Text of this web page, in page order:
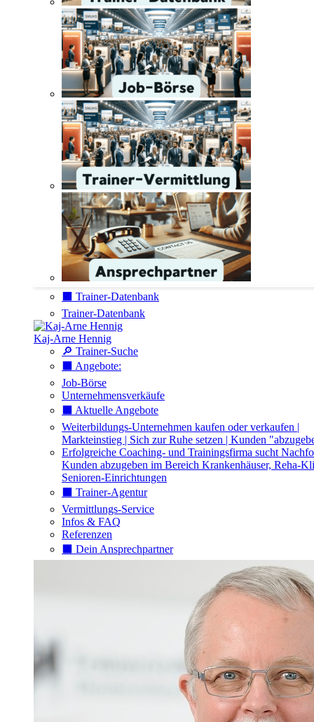
⬛️ Trainer-Datenbank
Trainer-Datenbank
Kaj-Arne Hennig
🔎 Trainer-Suche
⬛️ Angebote:
Job-Börse
Unternehmensverkäufe
⬛️ Aktuelle Angebote
Weiterbildungs-Unternehmen kaufen oder verkaufen |
Markteinstieg | Sich zur Ruhe setzen | Kunden
Erfolgreiche Coaching- und Trainingsfirma sucht
Kunden abzugeben im Bereich Krankenhäuser, Reha-
Senioren-Einrichtungen
⬛️ Trainer-Agentur
Vermittlungs-Service
Infos & FAQ
Referenzen
⬛️ Dein Ansprechpartner